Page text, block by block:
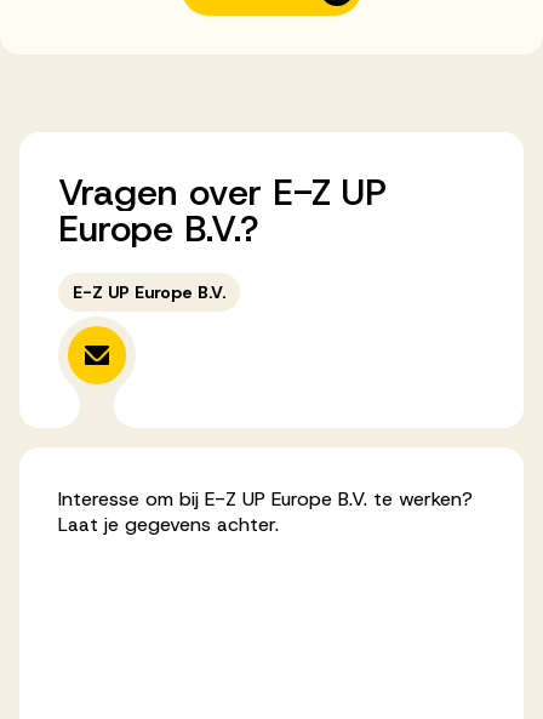
Werken bij AV
Aanmelden
Voor kandidaten
Inspiratie
Vragen over E-Z UP
Europe B.V.?
E-Z UP Europe B.V.
Interesse om bij E-Z UP Europe B.V. te werken?
Laat je gegevens achter.